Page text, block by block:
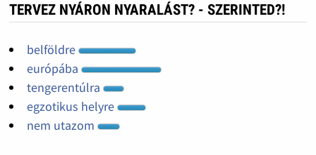
TERVEZ NYÁRON NYARALÁST? - SZERINTED?!
belföldre
európába
tengerentúlra
egzotikus helyre
nem utazom